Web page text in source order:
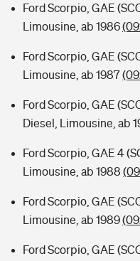
Ford Scorpio, GAE
Limousine, ab 1986
Ford Scorpio, GAE
Limousine, ab 1987
Ford Scorpio, GAE
Diesel, Limousine, ab
Ford Scorpio, GAE 4
Limousine, ab 1988
Ford Scorpio, GAE
Limousine, ab 1989
Ford Scorpio, GAE